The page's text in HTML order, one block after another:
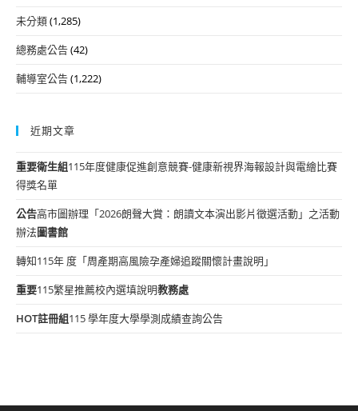
未分類(1,285)
總務處公告(42)
輔導室公告(1,222)
近期文章
重要衛生組115年度健康促進創意競賽-健康新視界海報設計與電繪比賽
得獎名單
公告高市圖辦理「2026朗聲大賞：朗讀文本演出影片徵選活動」之活動
辦法圖書館
轉知115年 度「周產期高風險孕產婦追蹤關懷計畫說明」
重要115繁星推薦校內選填說明教務處
HOT註冊組115 學年度大學學測成績查詢公告